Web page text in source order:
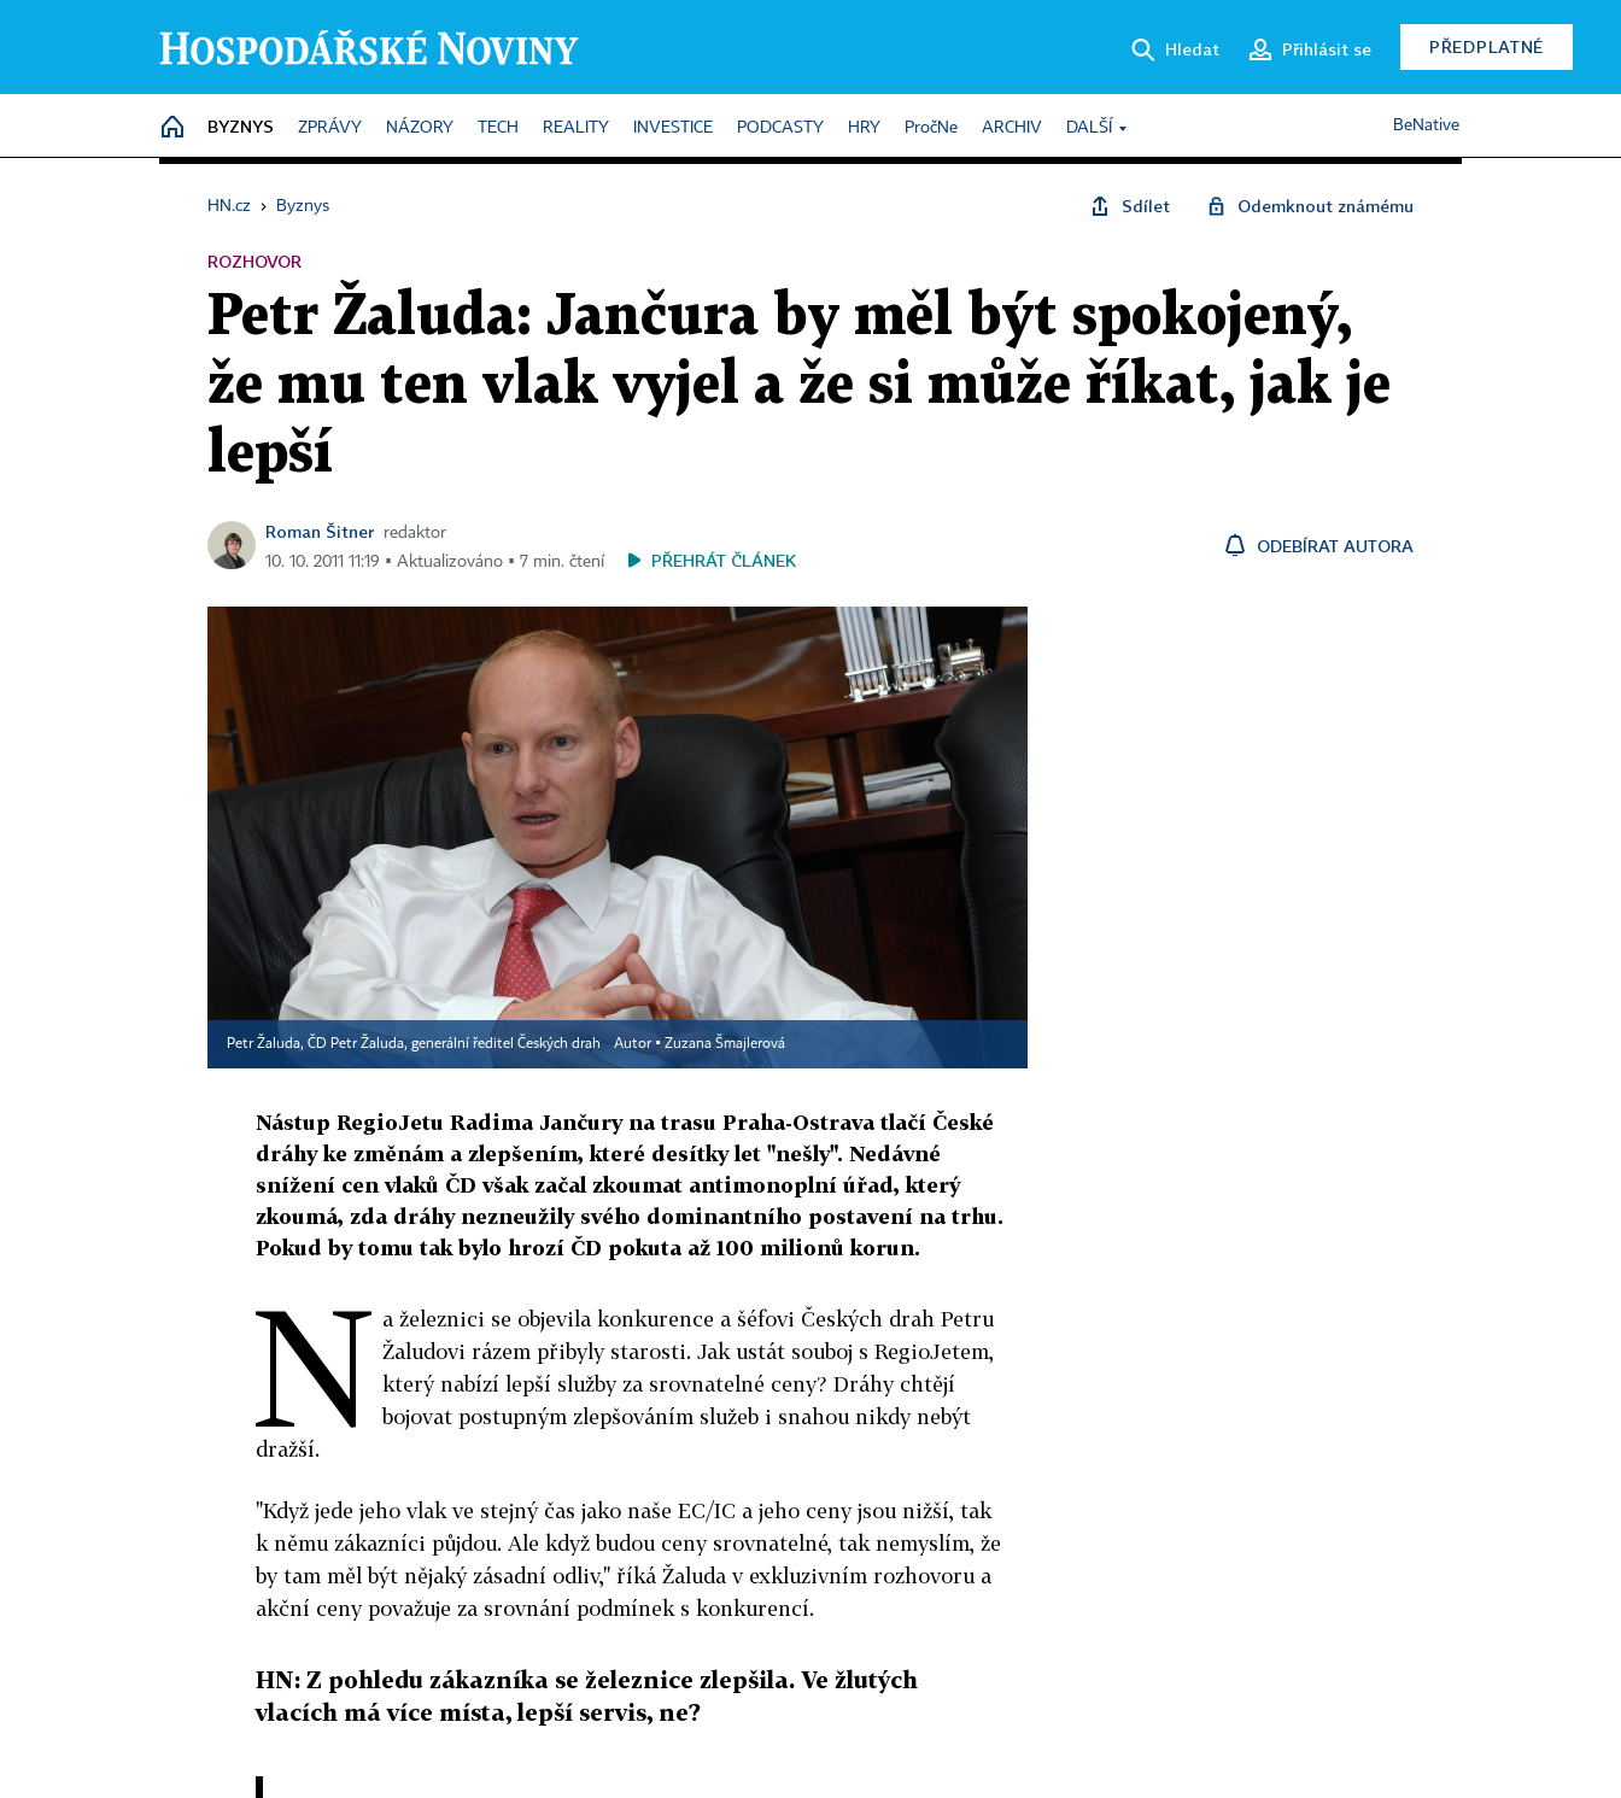
Hledat Přihlásit se PŘEDPLATNÉ
HOME
BYZNYS ZPRÁVY NÁZORY TECH REALITY INVESTICE PODCASTY HRY PročNe ARCHIV DALŠÍ BeNative
HN.cz › Byznys Sdílet Odemknout známému
ROZHOVOR
Petr Žaluda: Jančura by měl být spokojený,
že mu ten vlak vyjel a že si může říkat, jak je
lepší
Roman Šitner
redaktor
10. 10. 2011 11:19 ▪ Aktualizováno ▪ 7 min. čtení
PŘEHRÁT ČLÁNEK
ODEBÍRAT AUTORA
Petr Žaluda, ČD Petr Žaluda, generální ředitel Českých drah Autor ▪ Zuzana Šmajlerová
Nástup RegioJetu Radima Jančury na trasu Praha-Ostrava tlačí České
dráhy ke změnám a zlepšením, které desítky let "nešly". Nedávné
snížení cen vlaků ČD však začal zkoumat antimonoplní úřad, který
zkoumá, zda dráhy nezneužily svého dominantního postavení na trhu.
Pokud by tomu tak bylo hrozí ČD pokuta až 100 milionů korun.
N a železnici se objevila konkurence a šéfovi Českých drah Petru
Žaludovi rázem přibyly starosti. Jak ustát souboj s RegioJetem,
který nabízí lepší služby za srovnatelné ceny? Dráhy chtějí
bojovat postupným zlepšováním služeb i snahou nikdy nebýt
dražší.
"Když jede jeho vlak ve stejný čas jako naše EC/IC a jeho ceny jsou nižší, tak
k němu zákazníci půjdou. Ale když budou ceny srovnatelné, tak nemyslím, že
by tam měl být nějaký zásadní odliv," říká Žaluda v exkluzivním rozhovoru a
akční ceny považuje za srovnání podmínek s konkurencí.
HN: Z pohledu zákazníka se železnice zlepšila. Ve žlutých
vlacích má více místa, lepší servis, ne?